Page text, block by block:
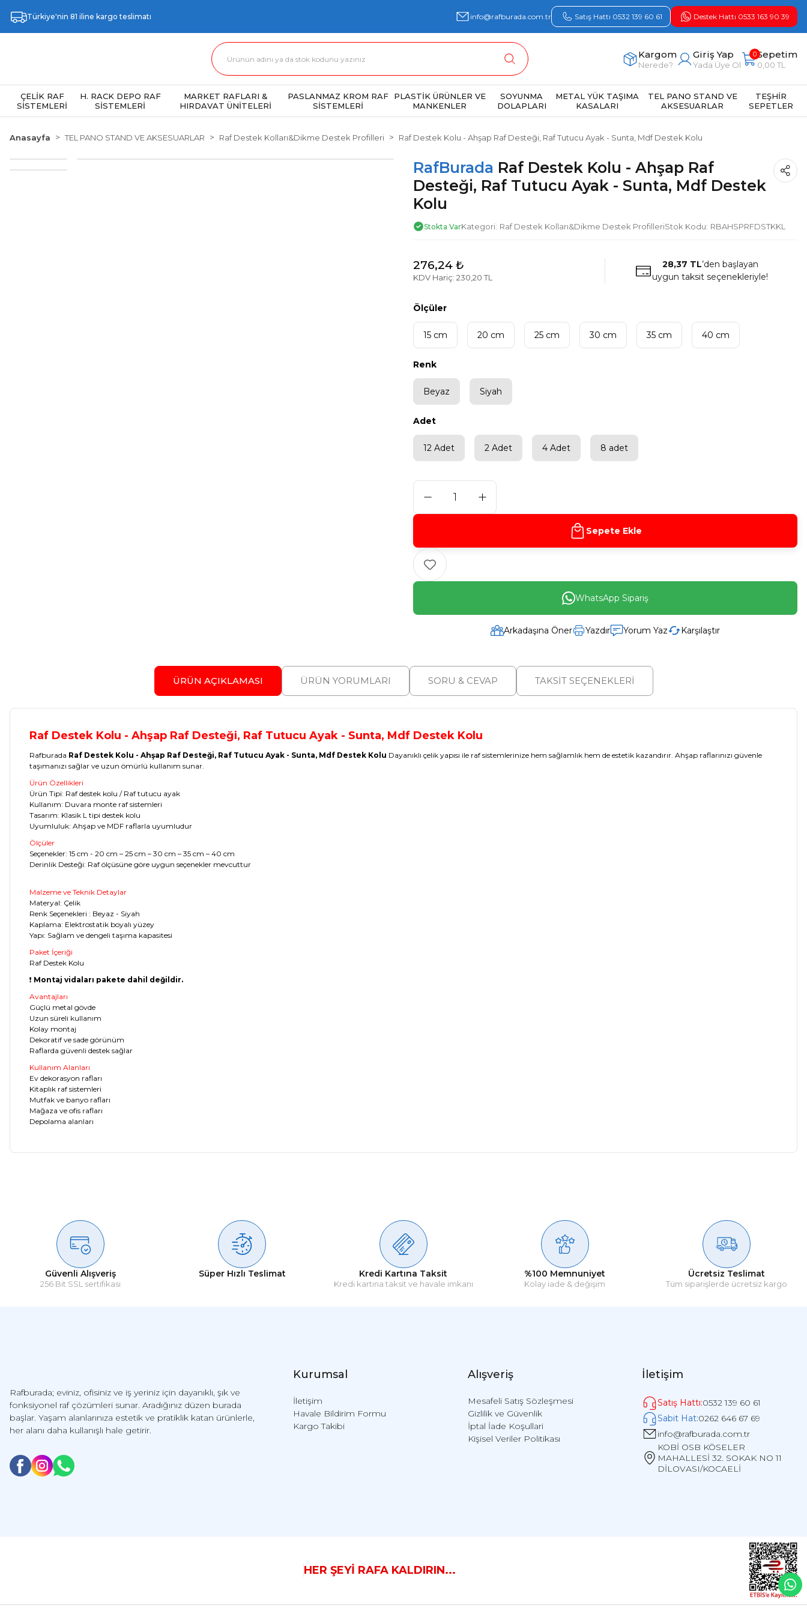
Türkiye'nin 81 iline kargo teslimatı info@rafburada.com.tr Satış Hattı 0532 139 60 61 Destek Hattı 0533 163 90 39
Kargom
Nerede?
Giriş Yap
Yada Üye Ol
0Sepetim
0,00 TL
ÇELİK RAF
SİSTEMLERİ
H. RACK DEPO RAF
SİSTEMLERİ
MARKET RAFLARI &
HIRDAVAT ÜNİTELERİ
PASLANMAZ KROM RAF
SİSTEMLERİ
PLASTİK ÜRÜNLER VE
MANKENLER
SOYUNMA
DOLAPLARI
METAL YÜK TAŞIMA
KASALARI
TEL PANO STAND VE
AKSESUARLAR
TEŞHİR
SEPETLER
Anasayfa TEL PANO STAND VE AKSESUARLAR Raf Destek Kolları&Dikme Destek Profilleri Raf Destek Kolu - Ahşap Raf Desteği, Raf Tutucu Ayak - Sunta, Mdf Destek Kolu
RafBurada Raf Destek Kolu - Ahşap Raf
Desteği, Raf Tutucu Ayak - Sunta, Mdf Destek
Kolu
Stokta VarKategori Raf Destek Kolları&Dikme Destek ProfilleriStok Kodu RBAHSPRFDSTKKL
276,24 ₺
KDV Hariç: 230,20 TL
28,37 TL’den başlayan
uygun taksit seçenekleriyle!
Ölçüler
15 cm 20 cm 25 cm 30 cm 35 cm 40 cm
Renk
Beyaz Siyah
Adet
12 Adet 2 Adet 4 Adet 8 adet
Sepete Ekle
WhatsApp Sipariş
Arkadaşına Öner Yazdır Yorum Yaz Karşılaştır
ÜRÜN AÇIKLAMASI ÜRÜN YORUMLARI SORU & CEVAP TAKSİT SEÇENEKLERİ
Raf Destek Kolu - Ahşap Raf Desteği, Raf Tutucu Ayak - Sunta, Mdf Destek Kolu
Rafburada Raf Destek Kolu - Ahşap Raf Desteği, Raf Tutucu Ayak - Sunta, Mdf Destek Kolu Dayanıklı çelik yapısı ile raf sistemlerinize hem sağlamlık hem de estetik kazandırır. Ahşap raflarınızı güvenle
taşımanızı sağlar ve uzun ömürlü kullanım sunar.
Ürün Özellikleri
Ürün Tipi: Raf destek kolu / Raf tutucu ayak
Kullanım: Duvara monte raf sistemleri
Tasarım: Klasik L tipi destek kolu
Uyumluluk: Ahşap ve MDF raflarla uyumludur
Ölçüler
Seçenekler: 15 cm - 20 cm – 25 cm – 30 cm – 35 cm – 40 cm
Derinlik Desteği: Raf ölçüsüne göre uygun seçenekler mevcuttur
Malzeme ve Teknik Detaylar
Materyal: Çelik
Renk Seçenekleri : Beyaz - Siyah
Kaplama: Elektrostatik boyalı yüzey
Yapı: Sağlam ve dengeli taşıma kapasitesi
Paket İçeriği
Raf Destek Kolu
❗ Montaj vidaları pakete dahil değildir.
Avantajları
Güçlü metal gövde
Uzun süreli kullanım
Kolay montaj
Dekoratif ve sade görünüm
Raflarda güvenli destek sağlar
Kullanım Alanları
Ev dekorasyon rafları
Kitaplık raf sistemleri
Mutfak ve banyo rafları
Mağaza ve ofis rafları
Depolama alanları
Yorum Yaz
Soru Sor
Güvenli Alışveriş
256 Bit SSL sertifikası
Süper Hızlı Teslimat Kredi Kartına Taksit
Kredi kartına taksit ve havale imkanı
%100 Memnuniyet
Kolay iade & değişim
Ücretsiz Teslimat
Tüm siparişlerde ücretsiz kargo
Rafburada; eviniz, ofisiniz ve iş yeriniz için dayanıklı, şık ve
fonksiyonel raf çözümleri sunar. Aradığınız düzen burada
başlar. Yaşam alanlarınıza estetik ve pratiklik katan ürünlerle,
her alanı daha kullanışlı hale getirir.
Kurumsal
İletişim
Havale Bildirim Formu
Kargo Takibi
Alışveriş
Mesafeli Satış Sözleşmesi
Gizlilik ve Güvenlik
İptal İade Koşullari
Kişisel Veriler Politikası
İletişim
Satış Hattı:0532 139 60 61
Sabit Hat:0262 646 67 69
info@rafburada.com.tr
KOBİ OSB KÖSELER
MAHALLESİ 32. SOKAK NO 11
DİLOVASI/KOCAELİ
HER ŞEYİ RAFA KALDIRIN...